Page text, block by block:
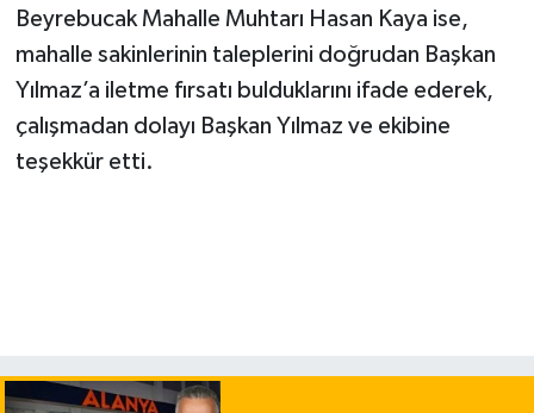
Beyrebucak Mahalle Muhtarı Hasan Kaya ise,
mahalle sakinlerinin taleplerini doğrudan Başkan
Yılmaz’a iletme fırsatı bulduklarını ifade ederek,
çalışmadan dolayı Başkan Yılmaz ve ekibine
teşekkür etti.